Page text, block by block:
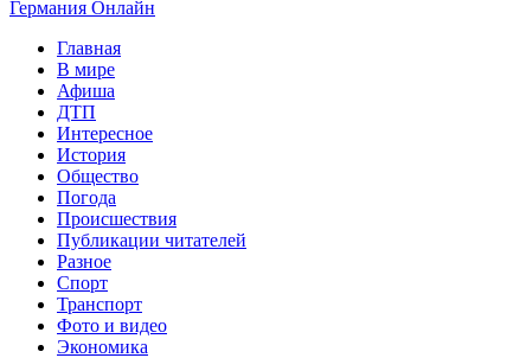
Германия Онлайн
Главная
В мире
Афиша
ДТП
Интересное
История
Общество
Погода
Происшествия
Публикации читателей
Разное
Спорт
Транспорт
Фото и видео
Экономика